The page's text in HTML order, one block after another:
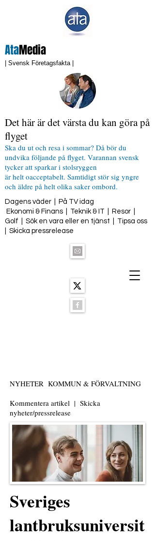
Dagens väder
På TV idag
Ekonomi & Finans
Teknik & IT Resor
Golf
Sök en vara eller en tjänst
Tipsa oss
Skicka pressrelease
AtaMedia
| Svensk Företagsfakta |
Det här är det värsta du kan göra på
flyget
Ska du ut och resa i sommar? Då bör du
undvika följande på flyget. Varannan svensk
tycker att sparkar i stolsryggen
är helt oacceptabelt. Samtidigt stör sig yngre
och äldre på helt olika saker ombord.
NYHETER KOMMUN & FÖRVALTNING
Kommentera artikel | Skicka
nyheter/pressrelease
Sveriges
lantbruksuniversit